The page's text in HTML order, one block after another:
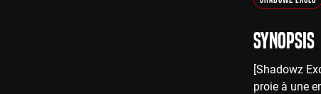
Synopsis
[Shadowz
proie à une